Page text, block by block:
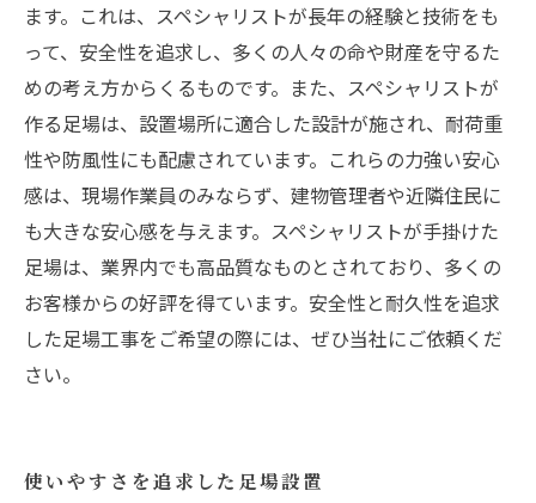
ます。これは、スペシャリストが長年の経験と技術をも
って、安全性を追求し、多くの人々の命や財産を守るた
めの考え方からくるものです。また、スペシャリストが
作る足場は、設置場所に適合した設計が施され、耐荷重
性や防風性にも配慮されています。これらの力強い安心
感は、現場作業員のみならず、建物管理者や近隣住民に
も大きな安心感を与えます。スペシャリストが手掛けた
足場は、業界内でも高品質なものとされており、多くの
お客様からの好評を得ています。安全性と耐久性を追求
した足場工事をご希望の際には、ぜひ当社にご依頼くだ
さい。
使いやすさを追求した足場設置